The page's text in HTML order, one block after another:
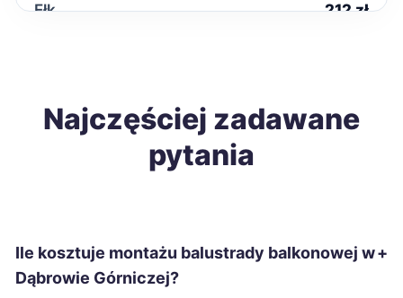
Ełk 212 zł
Starachowice 212 zł
Szczecinek 213 zł
Najczęściej zadawane
pytania
Ile kosztuje montażu balustrady balkonowej w
Dąbrowie Górniczej?
+